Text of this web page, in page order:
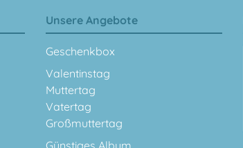
Unsere Angebote
Geschenkbox
Valentinstag
Muttertag
Vatertag
Großmuttertag
Günstiges Album